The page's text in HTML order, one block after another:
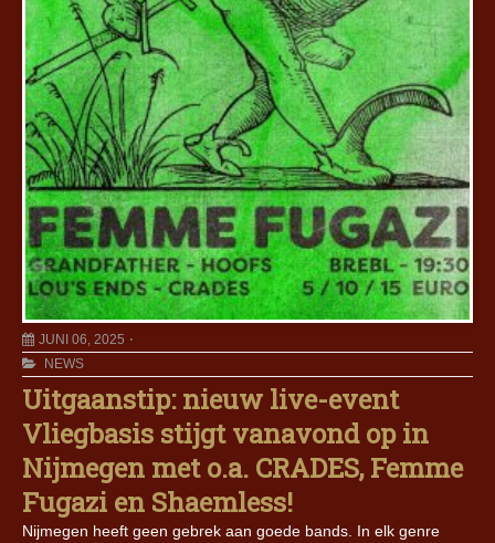
JUNI 06, 2025
NEWS
Uitgaanstip: nieuw live-event
Vliegbasis stijgt vanavond op in
Nijmegen met o.a. CRADES, Femme
Fugazi en Shaemless!
Nijmegen heeft geen gebrek aan goede bands. In elk genre